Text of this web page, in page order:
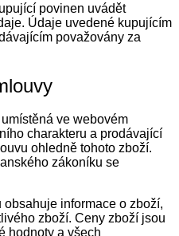
povinen uvádět
Údaje uvedené kupujícím
považovány za
ve webovém
charakteru a prodávající
ohledně tohoto zboží.
zákoníku se
informace o zboží,
zboží. Ceny zboží jsou
hodnoty a všech